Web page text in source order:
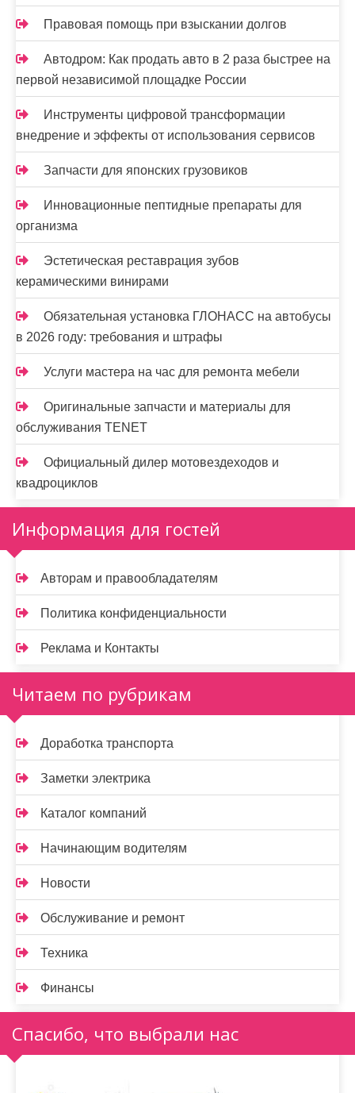
Правовая помощь при взыскании долгов
Автодром: Как продать авто в 2 раза быстрее на
первой независимой площадке России
Инструменты цифровой трансформации
внедрение и эффекты от использования сервисов
Запчасти для японских грузовиков
Инновационные пептидные препараты для
организма
Эстетическая реставрация зубов
керамическими винирами
Обязательная установка ГЛОНАСС на автобусы
в 2026 году: требования и штрафы
Услуги мастера на час для ремонта мебели
Оригинальные запчасти и материалы для
обслуживания TENET
Официальный дилер мотовездеходов и
квадроциклов
Информация для гостей
Авторам и правообладателям
Политика конфиденциальности
Реклама и Контакты
Читаем по рубрикам
Доработка транспорта
Заметки электрика
Каталог компаний
Начинающим водителям
Новости
Обслуживание и ремонт
Техника
Финансы
Спасибо, что выбрали нас